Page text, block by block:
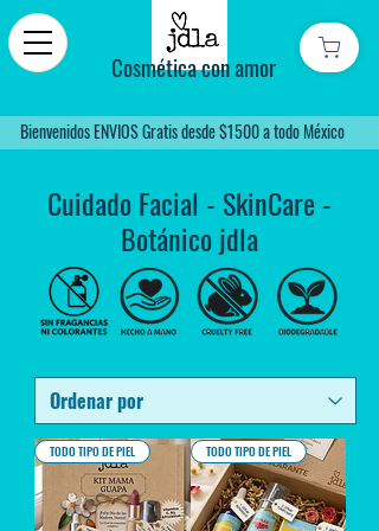
Cosmética con amor
Bienvenidos ENVIOS Gratis desde $1500 a todo México
Cuidado Facial - SkinCare -
Botánico jdla
TODO TIPO DE PIEL TODO TIPO DE PIEL